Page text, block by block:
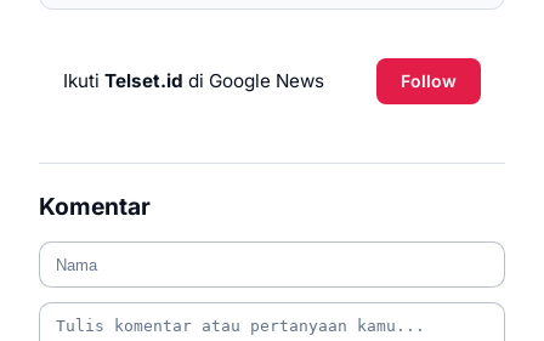
Ikuti Telset.id di Google News Follow
Komentar